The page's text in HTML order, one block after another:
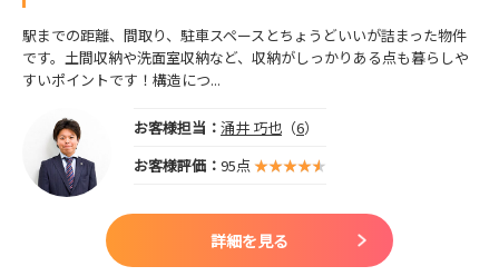
駅までの距離、間取り、駐車スペースとちょうどいいが詰まった物件
です。土間収納や洗面室収納など、収納がしっかりある点も暮らしや
すいポイントです！構造につ...
お客様担当： 涌井 巧也 （6）
お客様評価： 95点
詳細を見る